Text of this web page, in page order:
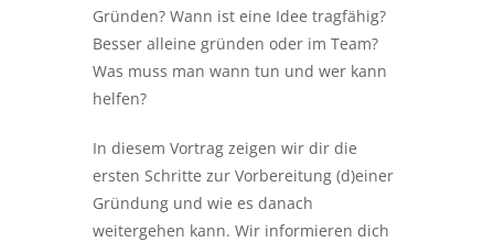
VERANSTALTUNGSKALENDER
Gründen? Wann ist eine Idee tragfähig?
Besser alleine gründen oder im Team?
Was muss man wann tun und wer kann
helfen?
In diesem Vortrag zeigen wir dir die
ersten Schritte zur Vorbereitung (d)einer
Gründung und wie es danach
weitergehen kann. Wir informieren dich